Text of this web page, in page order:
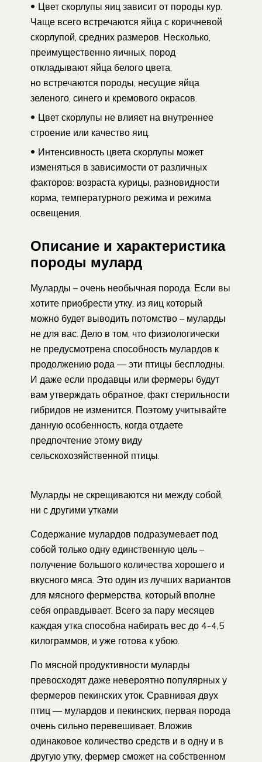
Цвет скорлупы яиц зависит от породы кур.
Чаще всего встречаются яйца с коричневой
скорлупой, средних размеров. Несколько,
преимущественно яичных, пород
откладывают яйца белого цвета,
но встречаются породы, несущие яйца
зеленого, синего и кремового окрасов.
Цвет скорлупы не влияет на внутреннее
строение или качество яиц.
Интенсивность цвета скорлупы может
изменяться в зависимости от различных
факторов: возраста курицы, разновидности
корма, температурного режима и режима
освещения.
Описание и характеристика
породы мулард
Муларды – очень необычная порода. Если вы
хотите приобрести утку, из яиц который
можно будет выводить потомство – муларды
не для вас. Дело в том, что физиологически
не предусмотрена способность мулардов к
продолжению рода — эти птицы бесплодны.
И даже если продавцы или фермеры будут
вам утверждать обратное, факт стерильности
гибридов не изменится. Поэтому учитывайте
данную особенность, когда отдаете
предпочтение этому виду
сельскохозяйственной птицы.
Муларды не скрещиваются ни между собой,
ни с другими утками
Содержание мулардов подразумевает под
собой только одну единственную цель –
получение большого количества хорошего и
вкусного мяса. Это один из лучших вариантов
для мясного фермерства, который вполне
себя оправдывает. Всего за пару месяцев
каждая утка способна набирать вес до 4-4,5
килограммов, и уже готова к убою.
По мясной продуктивности муларды
превосходят даже невероятно популярных у
фермеров пекинских уток. Сравнивая двух
птиц — мулардов и пекинских, первая порода
очень сильно перевешивает. Вложив
одинаковое количество средств и в одну и в
другую утку, фермер сможет на собственном